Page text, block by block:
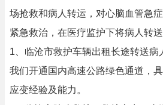
场抢救和病人转运，对心脑血管急
紧急救治，在医疗监护下将病人转
1、临沧市救护车辆出租长途转送病
我们开通国内高速公路绿色通道，
应变经验及能力。